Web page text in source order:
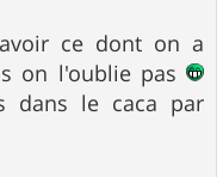
ce dont on a
on l'oublie pas
dans le caca par